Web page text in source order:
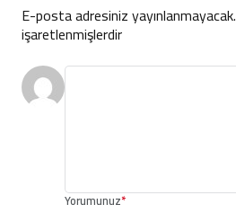
E-posta adresiniz yayınlanmayacak.
işaretlenmişlerdir
Yorumunuz*